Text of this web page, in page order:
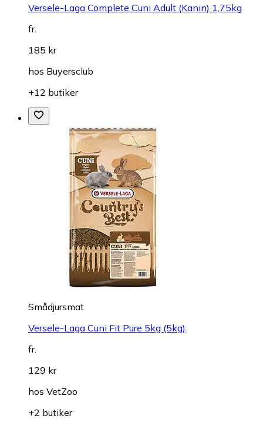
Versele-Laga Complete Cuni Adult (Kanin) 1,75kg
fr.
185 kr
hos Buyersclub
+12 butiker
Smådjursmat
Versele-Laga Cuni Fit Pure 5kg (5kg)
fr.
129 kr
hos VetZoo
+2 butiker